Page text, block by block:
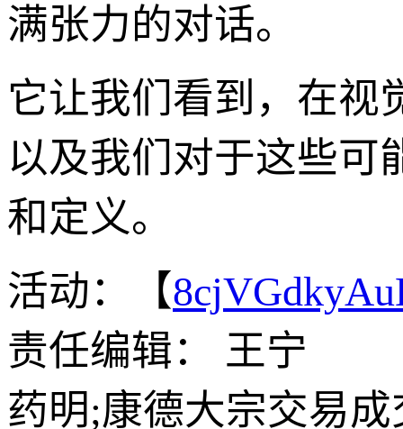
满张力的对话。
它让我们看到，在视
以及我们对于这些可
和定义。
活动：【
责任编辑： 王宁
药明;康德大宗交易成